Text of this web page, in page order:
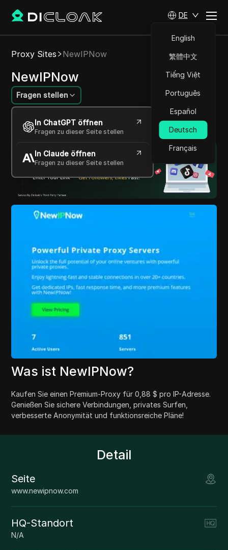
DE
English
繁體中文
Tiếng Việt
Português
Español
Deutsch
Français
Proxy Sites NewIPNow
NewIPNow
Fragen stellen
In ChatGPT öffnen
Fragen zu dieser Seite stellen
In Claude öffnen
Fragen zu dieser Seite stellen
Entsperren Sie das Web mit schnellen, sicheren
Proxys.
Was ist NewIPNow?
Kaufen Sie einen Premium-Proxy für 0,88 $ pro IP-Adresse.
Genießen Sie sichere Verbindungen, privates Surfen,
verbesserte Anonymität und funktionsreiche Pläne!
Detail
Seite
www.newipnow.com
HQ-Standort
N/A